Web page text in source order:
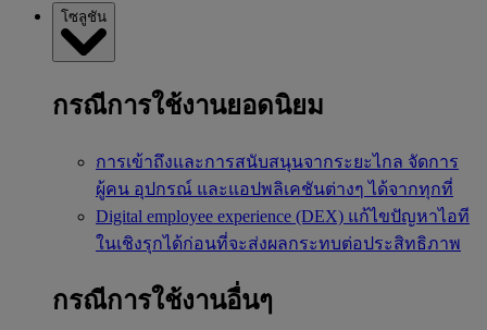
โซลูชัน
กรณีการใช้งานยอดนิยม
การเข้าถึงและการสนับสนุนจากระยะไกล จัดการ
ผู้คน อุปกรณ์ และแอปพลิเคชันต่างๆ ได้จากทุกที่
Digital employee experience (DEX) แก้ไขปัญหาไอที
ในเชิงรุกได้ก่อนที่จะส่งผลกระทบต่อประสิทธิภาพ
กรณีการใช้งานอื่นๆ